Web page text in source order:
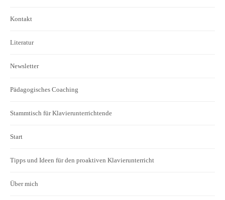
Kontakt
Literatur
Newsletter
Pädagogisches Coaching
Stammtisch für Klavierunterrichtende
Start
Tipps und Ideen für den proaktiven Klavierunterricht
Über mich